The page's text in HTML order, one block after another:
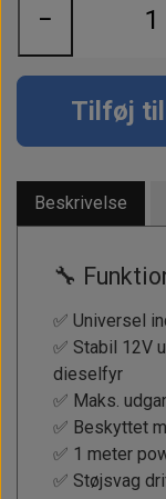
Med integreret
−
Tilføj
Beskrivelse
🔧
✅ Universel
✅ Stabil 12V
dieselfyr
✅ Maks.
✅ Beskyttet
✅ 1 meter
✅ Støjsvag